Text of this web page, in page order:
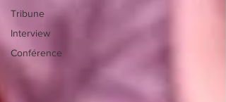
Tribune
Interview
Conférence